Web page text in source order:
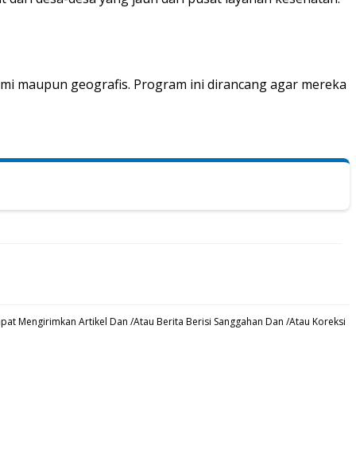
maupun geografis. Program ini dirancang agar mereka
Mengirimkan Artikel Dan /Atau Berita Berisi Sanggahan Dan /Atau Koreksi